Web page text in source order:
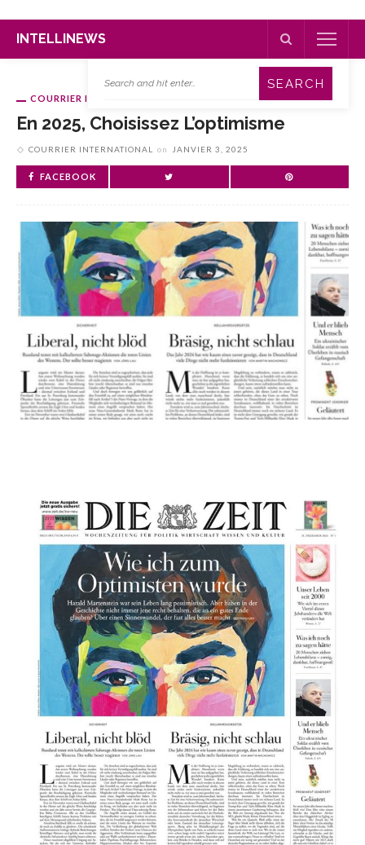
INTELLINEWS
COURRIER INTERNATIONAL
En 2025, Choisissez L’optimisme
COURRIER INTERNATIONAL on JANVIER 3, 2025
FACEBOOK